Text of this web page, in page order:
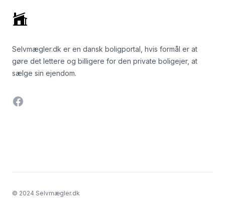
Selvmægler.dk er en dansk boligportal, hvis formål er at
gøre det lettere og billigere for den private boligejer, at
sælge sin ejendom.
Facebook
© 2024 Selvmægler.dk